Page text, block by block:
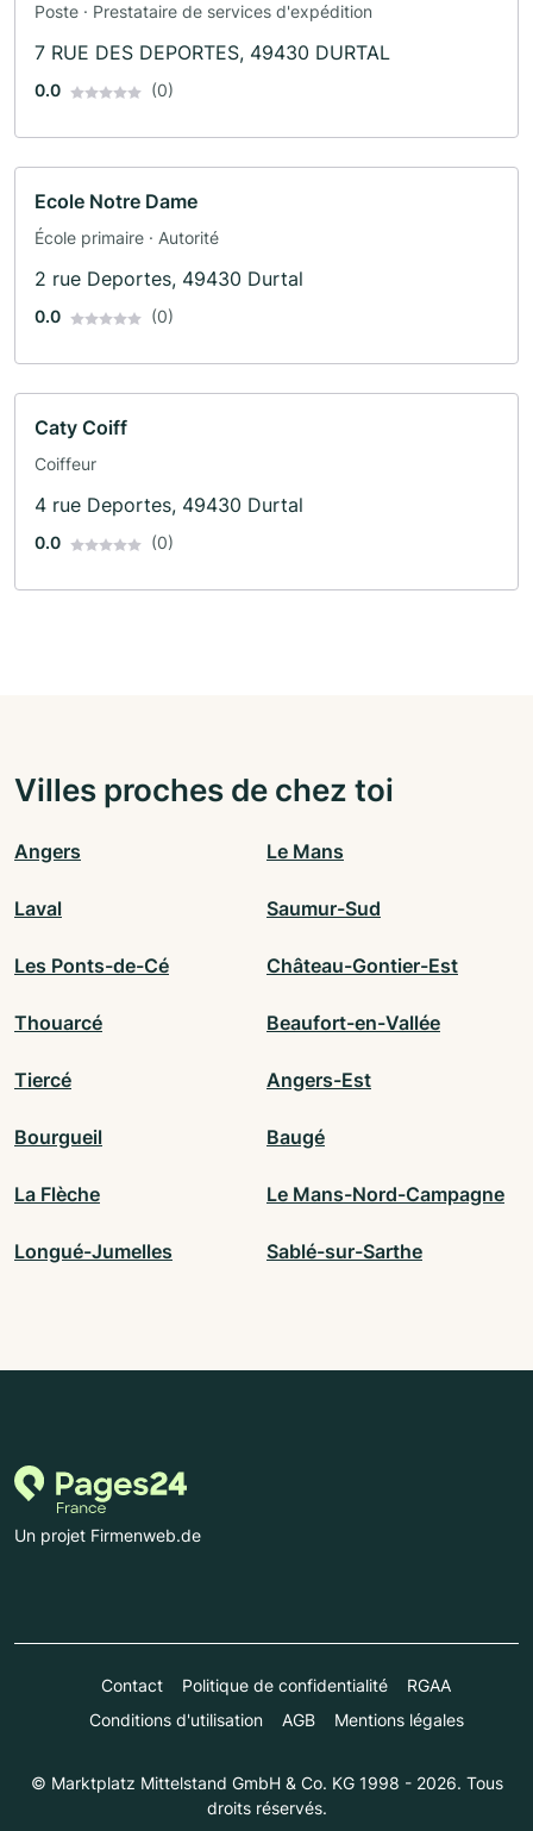
Poste · Prestataire de services d'expédition
7 RUE DES DEPORTES, 49430 DURTAL
0.0 (0)
Ecole Notre Dame
École primaire · Autorité
2 rue Deportes, 49430 Durtal
0.0 (0)
Caty Coiff
Coiffeur
4 rue Deportes, 49430 Durtal
0.0 (0)
Villes proches de chez toi
Angers Le Mans
Laval Saumur-Sud
Les Ponts-de-Cé Château-Gontier-Est
Thouarcé Beaufort-en-Vallée
Tiercé Angers-Est
Bourgueil Baugé
La Flèche Le Mans-Nord-Campagne
Longué-Jumelles Sablé-sur-Sarthe
Un projet Firmenweb.de
Contact Politique de confidentialité
RGAA
Conditions d'utilisation
AGB Mentions légales
© Marktplatz Mittelstand GmbH & Co. KG 1998 - 2026. Tous
droits réservés.